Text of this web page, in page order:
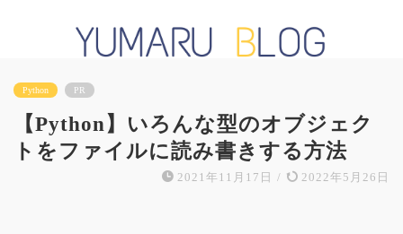
Python PR
【Python】いろんな型のオブジェク
トをファイルに読み書きする方法
2021年11月17日 / 2022年5月26日